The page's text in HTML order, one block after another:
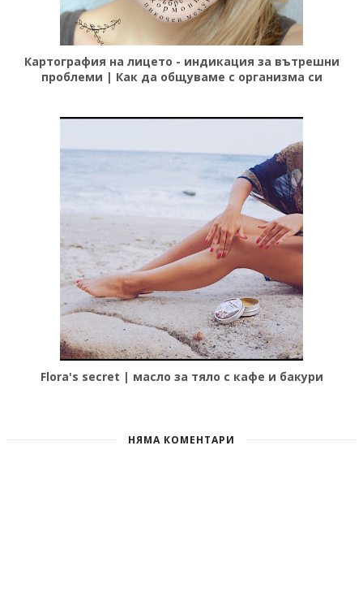
Картография на лицето - индикация за вътрешни
проблеми | Как да общуваме с организма си
Flora's secret | масло за тяло с кафе и бакури
НЯМА КОМЕНТАРИ